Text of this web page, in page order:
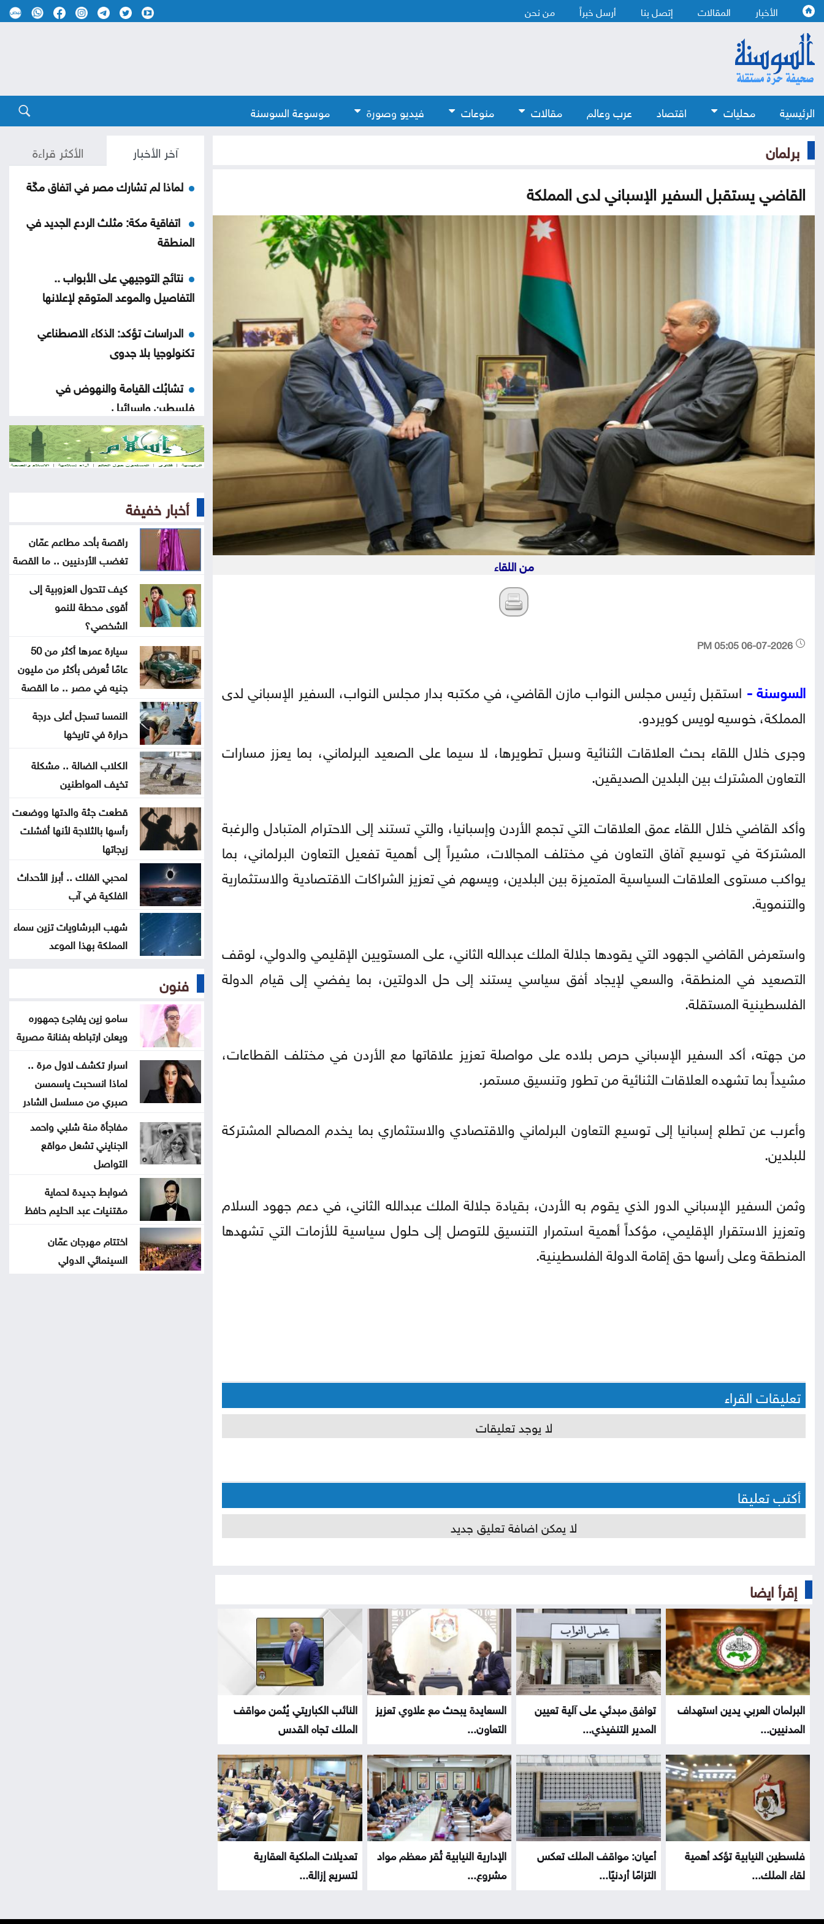
الأخبار المقالات إتصل بنا أرسل خبراً من نحن
الرئيسية محليات اقتصاد عرب وعالم مقالات منوعات فيديو وصورة موسوعة السوسنة
برلمان
القاضي يستقبل السفير الإسباني لدى المملكة
من اللقاء
السوسنة - استقبل رئيس مجلس النواب مازن القاضي، في مكتبه بدار مجلس النواب، السفير الإسباني لدى
المملكة، خوسيه لويس كويردو.
وجرى خلال اللقاء بحث العلاقات الثنائية وسبل تطويرها، لا سيما على الصعيد البرلماني، بما يعزز مسارات
التعاون المشترك بين البلدين الصديقين.
وأكد القاضي خلال اللقاء عمق العلاقات التي تجمع الأردن وإسبانيا، والتي تستند إلى الاحترام المتبادل والرغبة
المشتركة في توسيع آفاق التعاون في مختلف المجالات، مشيراً إلى أهمية تفعيل التعاون البرلماني، بما
يواكب مستوى العلاقات السياسية المتميزة بين البلدين، ويسهم في تعزيز الشراكات الاقتصادية والاستثمارية
والتنموية.
واستعرض القاضي الجهود التي يقودها جلالة الملك عبدالله الثاني، على المستويين الإقليمي والدولي، لوقف
التصعيد في المنطقة، والسعي لإيجاد أفق سياسي يستند إلى حل الدولتين، بما يفضي إلى قيام الدولة
الفلسطينية المستقلة.
من جهته، أكد السفير الإسباني حرص بلاده على مواصلة تعزيز علاقاتها مع الأردن في مختلف القطاعات،
مشيداً بما تشهده العلاقات الثنائية من تطور وتنسيق مستمر.
وأعرب عن تطلع إسبانيا إلى توسيع التعاون البرلماني والاقتصادي والاستثماري بما يخدم المصالح المشتركة
للبلدين.
وثمن السفير الإسباني الدور الذي يقوم به الأردن، بقيادة جلالة الملك عبدالله الثاني، في دعم جهود السلام
وتعزيز الاستقرار الإقليمي، مؤكداً أهمية استمرار التنسيق للتوصل إلى حلول سياسية للأزمات التي تشهدها
المنطقة وعلى رأسها حق إقامة الدولة الفلسطينية.
تعليقات القراء
لا يوجد تعليقات
أكتب تعليقا
لا يمكن اضافة تعليق جديد
إقرأ ايضا
البرلمان العربي يدين استهداف
المدنيين...
توافق مبدئي على آلية تعيين
المدير التنفيذي...
السعايدة يبحث مع علاوي تعزيز
التعاون...
النائب الكباريتي يُثمن مواقف
الملك تجاه القدس
فلسطين النيابية تؤكد أهمية
لقاء الملك...
أعيان: مواقف الملك تعكس
التزامًا أردنيًا...
الإدارية النيابية تُقر معظم مواد
مشروع...
تعديلات الملكية العقارية
لتسريع إزالة...
آخر الأخبار الأكثر قراءة
لماذا لم تشارك مصر في اتفاق مكّة
اتفاقية مكة: مثلث الردع الجديد في
المنطقة
نتائج التوجيهي على الأبواب ..
التفاصيل والموعد المتوقع لإعلانها
الدراسات تؤكد: الذكاء الاصطناعي
تكنولوجيا بلا جدوى
تشابُك القيامة والنهوض في
فلسطين وإسرائيل
هزيمة ترامب في مفاوضات إيران
حول إسرائيل
هل سيعيش أبناؤنا حياة أسوأ منا
مات قبل تخرجه بشهر .. فيديو مؤثر
لأم تتسلم شهادة ابنها الراحل
موجة حر قوية تضرب المنطقة بحرارة
تلامس 50 مئوية .. ماذا عن الأردن؟
البرلمان العربي يدين تفجيرًا إرهابيًا
استهدف حافلة ركاب بريف دمشق
واشنطن تضغط على إسرائيل لإقرار
هدنة في غزة
إسبانيا تفرض قيودًا على الرحلات
الجوية والسفن القادمة من إيطاليا
الحكومة التركية تنفي أي تعارض بين
اتفاقية الدفاع والتزامات الناتو
مسؤول أميركي: تقدم في محادثات
عُمان وإيران حول مضيق هرمز
أخبار خفيفة
راقصة بأحد مطاعم عمّان
تغضب الأردنيين .. ما القصة
كيف تتحول العزوبية إلى
أقوى محطة للنمو
الشخصي؟
سيارة عمرها أكثر من 50
عامًا تُعرض بأكثر من مليون
جنيه في مصر .. ما القصة
النمسا تسجل أعلى درجة
حرارة في تاريخها
الكلاب الضالة .. مشكلة
تخيف المواطنين
قطعت جثة والدتها ووضعت
رأسها بالثلاجة لأنها أفشلت
زيجاتها
لمحبي الفلك .. أبرز الأحداث
الفلكية في آب
شهب البرشاويات تزين سماء
المملكة بهذا الموعد
فنون
سامو زين يفاجئ جمهوره
ويعلن ارتباطه بفنانة مصرية
اسرار تكشف لاول مرة ..
لماذا انسحبت ياسمسن
صبري من مسلسل الشادر
مفاجأة منة شلبي واحمد
الجنايني تشعل مواقع
التواصل
ضوابط جديدة لحماية
مقتنيات عبد الحليم حافظ
اختتام مهرجان عمّان
السينمائي الدولي